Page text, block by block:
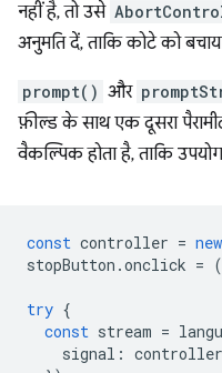
नहीं है, तो उसे
अनुमति दें, ताकि कोटे को
prompt() और
फ़ील्ड के साथ एक दूसरा
वैकल्पिक होता है, ताकि
const controller = new
stopButton .onclick =
try {
const stream =
signal : controller